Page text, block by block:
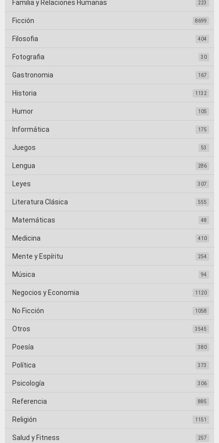
Familia y Relaciones Humanas 223
Ficción 8699
Filosofia 404
Fotografia 30
Gastronomia 167
Historia 1132
Humor 105
Informática 175
Juegos 53
Lengua 286
Leyes 307
Literatura Clásica 555
Matemáticas 48
Medicina 410
Mente y Espíritu 254
Música 94
Negocios y Economia 1120
No Ficción 1058
Otros 3545
Poesía 380
Política 373
Psicología 306
Referencia 885
Religión 1151
Salud y Fitness 257